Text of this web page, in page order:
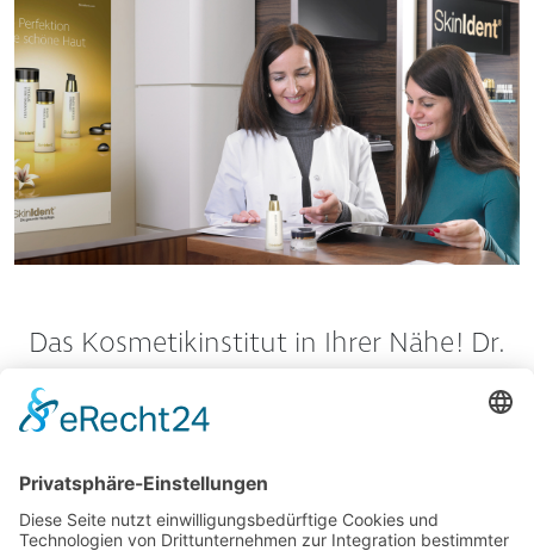
Baumann SkinIdent Produkte werden
Schönheitsfarmen angeboten.
Mehr erfahren